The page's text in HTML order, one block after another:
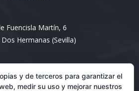
Fuencisla Martín, 6
Hermanas (Sevilla)
y de terceros para garantizar el
medir su uso y mejorar nuestros